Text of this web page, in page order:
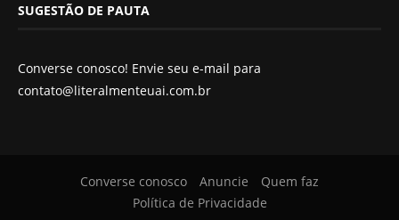
SUGESTÃO DE PAUTA
Converse conosco! Envie seu e-mail para
contato@literalmenteuai.com.br
Converse conosco Anuncie
Quem faz
Política de Privacidade